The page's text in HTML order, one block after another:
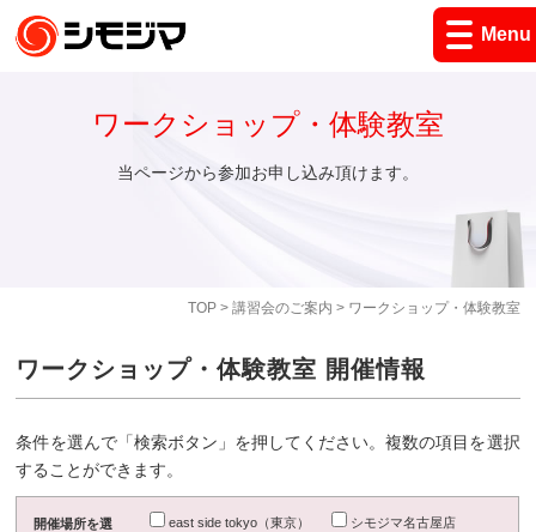
Menu
TOP> 講習会のご案内 > ワークショップ・体験教室
ワークショップ・体験教室
当ページから参加お申し込み頂けます。
ワークショップ・体験教室 開催情報
条件を選んで「検索ボタン」を押してください。複数の項目を選択
することができます。
開催場所を選
east side tokyo（東京）
シモジマ名古屋店